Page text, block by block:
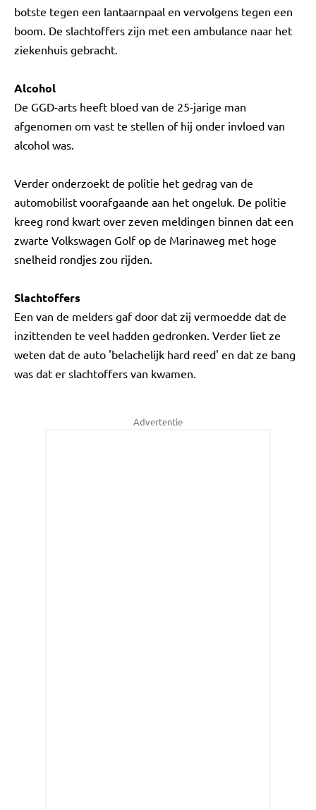
botste tegen een lantaarnpaal en vervolgens tegen een
boom. De slachtoffers zijn met een ambulance naar het
ziekenhuis gebracht.
Alcohol
De GGD-arts heeft bloed van de 25-jarige man
afgenomen om vast te stellen of hij onder invloed van
alcohol was.
Verder onderzoekt de politie het gedrag van de
automobilist voorafgaande aan het ongeluk. De politie
kreeg rond kwart over zeven meldingen binnen dat een
zwarte Volkswagen Golf op de Marinaweg met hoge
snelheid rondjes zou rijden.
Slachtoffers
Een van de melders gaf door dat zij vermoedde dat de
inzittenden te veel hadden gedronken. Verder liet ze
weten dat de auto 'belachelijk hard reed' en dat ze bang
was dat er slachtoffers van kwamen.
Advertentie